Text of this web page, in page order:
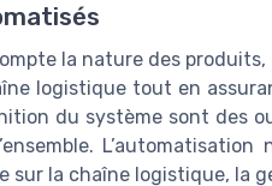
la nature des
logistique tout en
du système sont des
L’automatisation
sur la chaîne logistique, la